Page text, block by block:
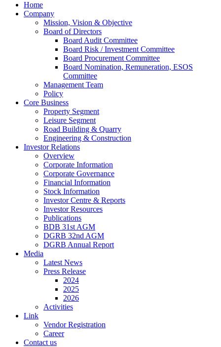
Home
Company
Mission, Vision & Objective
Board of Directors
Board Audit Committee
Board Risk / Investment Committee
Board Procurement Committee
Board Nomination, Remuneration, ESOS
Committee
Management Team
Policy
Core Business
Property Segment
Leisure Segment
Road Building & Quarry
Engineering & Construction
Investor Relations
Overview
Corporate Information
Corporate Governance
Financial Information
Stock Information
Investor Centre & Reports
Investor Resources
Publications
BDB 31st AGM
DGRB 32nd AGM
DGRB Annual Report
Media
Latest News
Press Release
2024
2025
2026
Activities
Link
Vendor Registration
Career
Contact us